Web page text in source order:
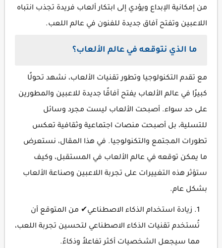
من إمكانية الإبداع ويؤدي إلى ابتكار ألعاب فريدة تجذب انتباه
اللاعبين وتفتح آفاق جديدة للفنون في عالم اللعب.
ما الذي نتوقعه في عالم الألعاب؟
مع تقدم التكنولوجيا وتطور تقنيات الألعاب، نشهد تحولًا
كبيرًا في عالم الألعاب يفتح آفاقًا جديدة للاعبين والمطورين
على حد سواء. أصبحت الألعاب ليست مجرد وسائل
للتسلية، بل أصبحت منصات اجتماعية وثقافية تعكس
تطورات المجتمع والتكنولوجيا. في هذا المقال، نستعرض
ما يمكن توقعه في عالم الألعاب في المستقبل، وكيف
ستؤثر هذه التغييرات على تجربة اللاعبين وصناعة الألعاب
بشكل عام.
زيادة استخدام الذكاء الاصطناعي✔ من المتوقع أن
تُستخدم تقنيات الذكاء الاصطناعي لتحسين تجربة اللعب،
مما سيجعل الشخصيات أكثر تفاعلاً وذكاءً.